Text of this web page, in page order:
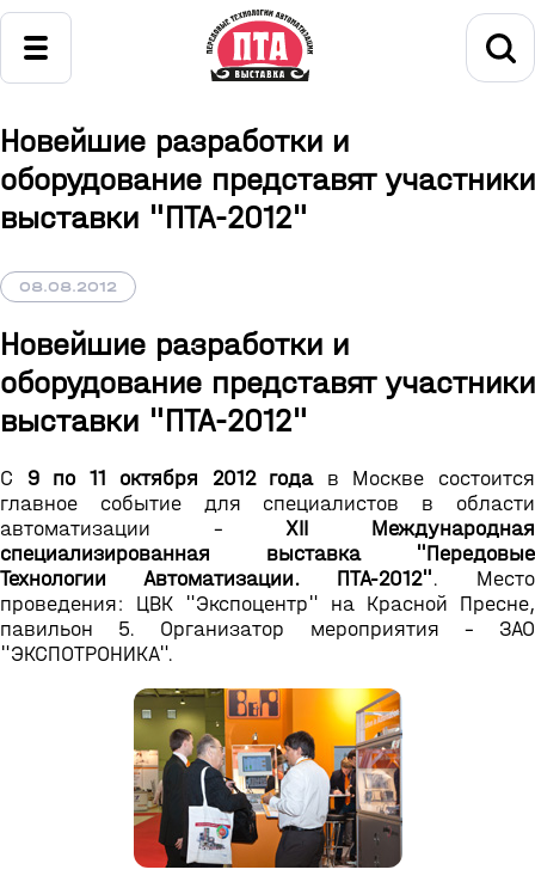
Новейшие разработки и
оборудование представят участники
выставки "ПТА-2012"
08.08.2012
Новейшие разработки и
оборудование представят участники
выставки "ПТА-2012"
C 9 по 11 октября 2012 годав Москве состоится
главное событие для специалистов в области
автоматизации - XII Международная
специализированная выставка "Передовые
Технологии Автоматизации. ПТА-2012". Место
проведения: ЦВК "Экспоцентр" на Красной Пресне,
павильон 5. Организатор мероприятия - ЗАО
"ЭКСПОТРОНИКА".